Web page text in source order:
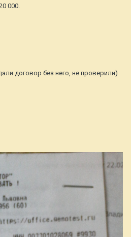
000.
договор без него, не проверили)